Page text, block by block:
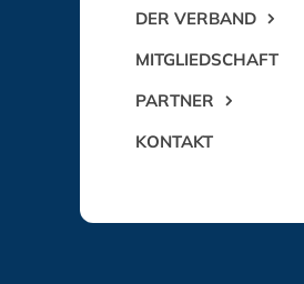
DER VERBAND
MITGLIEDSCHAFT
PARTNER
KONTAKT